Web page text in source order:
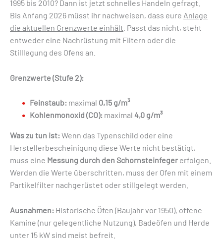
1995 bis 2010? Dann ist jetzt schnelles Handeln gefragt.
Bis Anfang 2026 müsst ihr nachweisen, dass eure Anlage
die aktuellen Grenzwerte einhält . Passt das nicht, steht
entweder eine Nachrüstung mit Filtern oder die
Stilllegung des Ofens an.
Grenzwerte (Stufe 2):
Feinstaub: maximal 0,15 g/m³
Kohlenmonoxid (CO): maximal 4,0 g/m³
Was zu tun ist: Wenn das Typenschild oder eine
Herstellerbescheinigung diese Werte nicht bestätigt,
muss eine Messung durch den Schornsteinfeger erfolgen.
Werden die Werte überschritten, muss der Ofen mit einem
Partikelfilter nachgerüstet oder stillgelegt werden.
Ausnahmen: Historische Öfen (Baujahr vor 1950), offene
Kamine (nur gelegentliche Nutzung), Badeöfen und Herde
unter 15 kW sind meist befreit.